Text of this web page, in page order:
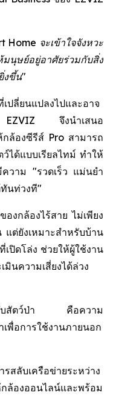
จะเข้าใจจังหวะ
ย์อยู่อาศัยร่วมกับสิ่ง
งขึ้น"
ปลี่ยนแปลงไปและอาจ
EZVIZ จึงนำเสนอ
ล้องซีรีส์ Pro สามารถ
ได้แบบเรียลไทม์ ทำให้
วาม "รวดเร็ว แม่นยำ
นท่วงที"
งกล้องไร้สาย ไม่เพียง
ต่ยังเหมาะสำหรับบ้าน
ปิดโล่ง ช่วยให้ผู้ใช้งาน
มินความเสี่ยงได้ล่วง
จจับสัตว์ป่า คือความ
พื่อการใช้งานภายนอก
รสลับเครือข่ายระหว่าง
ล้องออนไลน์และพร้อม